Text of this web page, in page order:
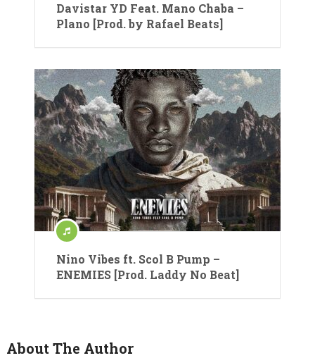
Davistar YD Feat. Mano Chaba –
Plano [Prod. by Rafael Beats]
Nino Vibes ft. Scol B Pump –
ENEMIES [Prod. Laddy No Beat]
About The Author